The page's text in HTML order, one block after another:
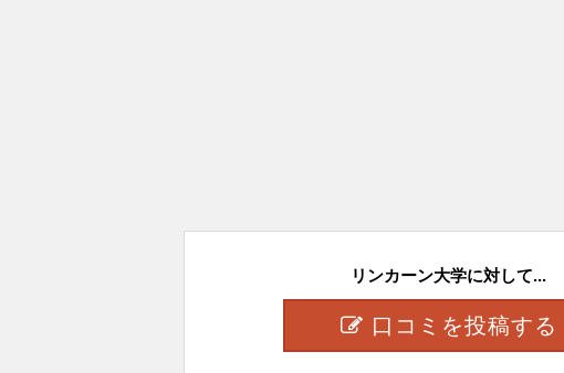
リンカーン大学に対して...
口コミを投稿する